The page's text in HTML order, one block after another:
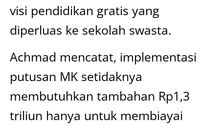
visi pendidikan gratis yang
diperluas ke sekolah swasta.
Achmad mencatat, implementasi
putusan MK setidaknya
membutuhkan tambahan Rp1,3
triliun hanya untuk membiayai